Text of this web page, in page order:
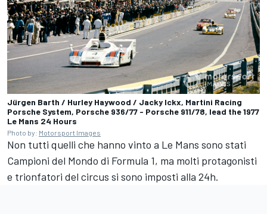
Jürgen Barth / Hurley Haywood / Jacky Ickx, Martini Racing
Porsche System, Porsche 936/77 - Porsche 911/78, lead the 1977
Le Mans 24 Hours
Photo by: Motorsport Images
Non tutti quelli che hanno vinto a Le Mans sono stati
Campioni del Mondo di Formula 1, ma molti protagonisti
e trionfatori del circus si sono imposti alla 24h.